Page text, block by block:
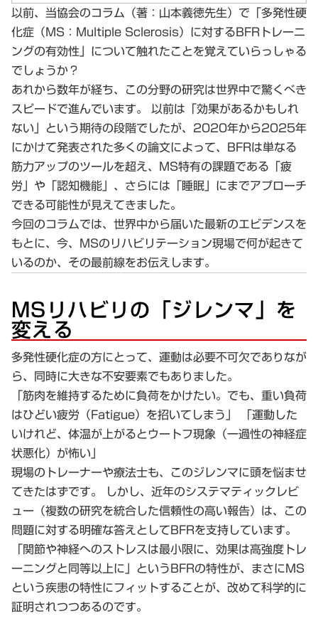
以前、当協会のコラム（著：山本義徳先生）で「多発性硬
化症（MS：Multiple Sclerosis）に対するBFRトレーニ
ングの有効性」について触れたことを覚えていらっしゃる
でしょうか？
あれから数年が経ち、この分野の研究は世界中で驚くべき
スピードで進んでいます。 以前は「効果があるかもしれ
ない」という期待の段階でしたが、2020年から2025年
にかけて発表された多くの論文によって、BFRは単なる
筋力アップのツールを超え、MS特有の課題である「疲
労」や「認知機能」、さらには「睡眠」にまでアプローチ
できる可能性が見えてきました。
今回のコラムでは、世界中から届いた最新のエビデンスを
もとに、今、MSのリハビリテーション現場で何が起きて
いるのか、その最前線をお伝えします。
MSリハビリの「ジレンマ」を
変える
多発性硬化症の方にとって、運動は必要不可欠でありなが
ら、同時に大きな不安要素でもありました。
「筋肉を維持するために負荷をかけたい。でも、重い負荷
はひどい疲労（Fatigue）を招いてしまう」 「運動した
いけれど、体温が上がるとウートフ現象（一過性の神経症
状悪化）が怖い」
現場のトレーナーや療法士も、このジレンマに頭を悩ませ
てきたはずです。 しかし、近年のシステマティックレビ
ュー（複数の研究を統合した信頼性の高い報告）は、この
問題に対する明確な答えとしてBFRを支持しています。
「関節や神経へのストレスは最小限に、効果は高強度トレ
ーニングと同等以上に」 というBFRの特性が、まさにMS
という疾患の特性にフィットすることが、改めて科学的に
証明されつつあるのです。